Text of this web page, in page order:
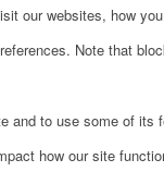
our websites, how
Note that
and to use some of its
how our site